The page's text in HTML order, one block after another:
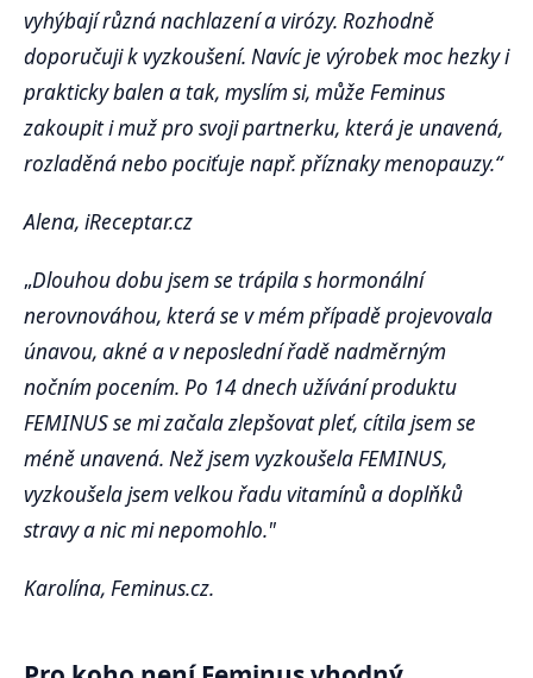
vyhýbají různá nachlazení a virózy. Rozhodně
doporučuji k vyzkoušení. Navíc je výrobek moc hezky i
prakticky balen a tak, myslím si, může Feminus
zakoupit i muž pro svoji partnerku, která je unavená,
rozladěná nebo pociťuje např. příznaky menopauzy.“
Alena, iReceptar.cz
„Dlouhou dobu jsem se trápila s hormonální
nerovnováhou, která se v mém případě projevovala
únavou, akné a v neposlední řadě nadměrným
nočním pocením. Po 14 dnech užívání produktu
FEMINUS se mi začala zlepšovat pleť, cítila jsem se
méně unavená. Než jsem vyzkoušela FEMINUS,
vyzkoušela jsem velkou řadu vitamínů a doplňků
stravy a nic mi nepomohlo."
Karolína, Feminus.cz.